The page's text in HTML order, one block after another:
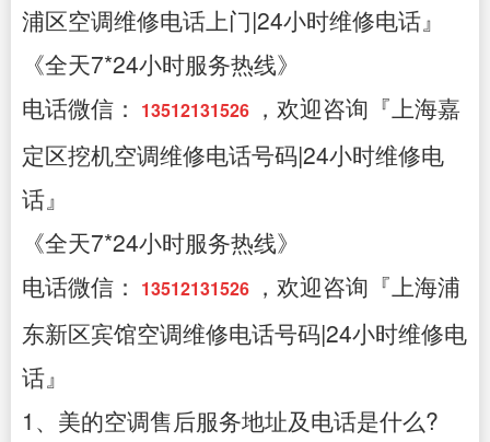
浦区空调维修电话上门|24小时维修电话』
《全天7*24小时服务热线》
电话微信：
13512131526 ，欢迎咨询『上海嘉
定区挖机空调维修电话号码|24小时维修电
话』
《全天7*24小时服务热线》
电话微信：
13512131526 ，欢迎咨询『上海浦
东新区宾馆空调维修电话号码|24小时维修电
话』
1、美的空调售后服务地址及电话是什么?